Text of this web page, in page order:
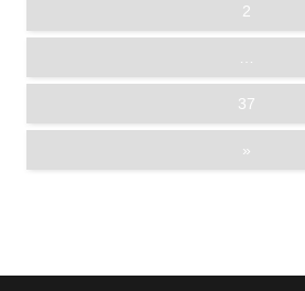
ペ
送
2
37
»